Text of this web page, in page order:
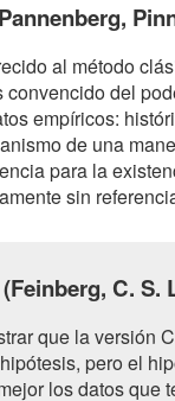
al método
convencido del
empíricos:
de una
para la
sin
C. S.
que la versión
pero el
los datos que